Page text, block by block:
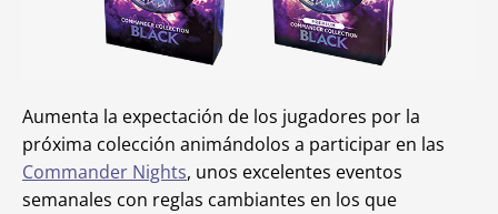
Aumenta la expectación de los jugadores por la
próxima colección animándolos a participar en las
Commander Nights, unos excelentes eventos
semanales con reglas cambiantes en los que